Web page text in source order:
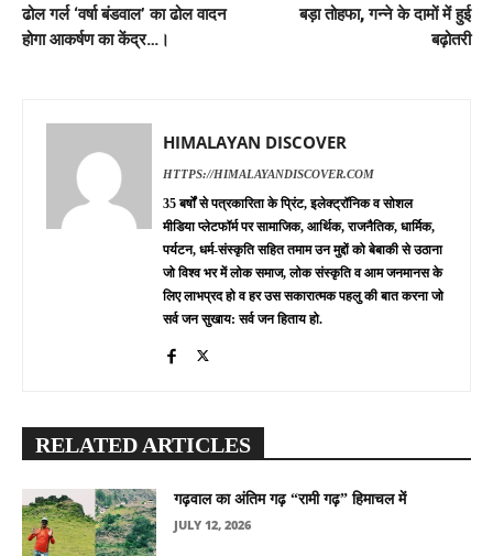
ढोल गर्ल ‘वर्षा बंडवाल’ का ढोल वादन
होगा आकर्षण का केंद्र…।
बड़ा तोहफा, गन्ने के दामों में हुई
बढ़ोतरी
HIMALAYAN DISCOVER
HTTPS://HIMALAYANDISCOVER.COM
35 बर्षों से पत्रकारिता के प्रिंट, इलेक्ट्रॉनिक व सोशल
मीडिया प्लेटफॉर्म पर सामाजिक, आर्थिक, राजनैतिक, धार्मिक,
पर्यटन, धर्म-संस्कृति सहित तमाम उन मुद्दों को बेबाकी से उठाना
जो विश्व भर में लोक समाज, लोक संस्कृति व आम जनमानस के
लिए लाभप्रद हो व हर उस सकारात्मक पहलु की बात करना जो
सर्व जन सुखाय: सर्व जन हिताय हो.
RELATED ARTICLES
गढ़वाल का अंतिम गढ़ “रामी गढ़” हिमाचल में
JULY 12, 2026